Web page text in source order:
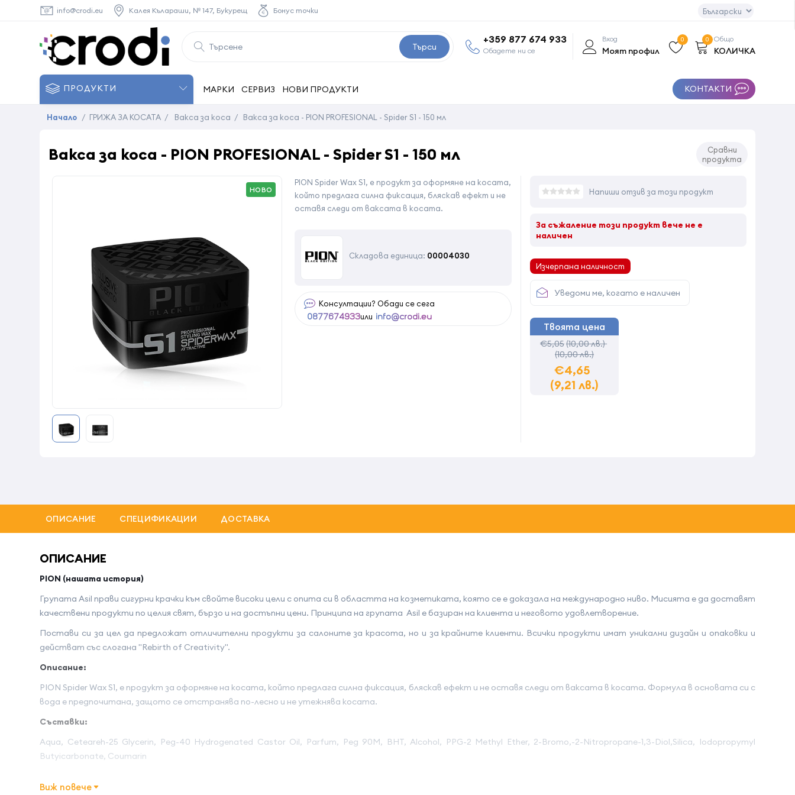
info@crodi.eu Калея Кълараши, № 147, Букурещ Бонус точки
Търси
+359 877 674 933
Обадете ни се
Вход
Моят профил
0 Общо
КОЛИЧКА
0
ПРОДУКТИ МАРКИ СЕРВИЗ НОВИ ПРОДУКТИ КОНТАКТИ
Начало / ГРИЖА ЗА КОСАТА / Вакса за коса / Вакса за коса - PION PROFESIONAL - Spider S1 - 150 мл
Вакса за коса - PION PROFESIONAL - Spider S1 - 150 мл
Сравни
продукта
НОВО
PION Spider Wax S1, е продукт за оформяне на косата,
който предлага силна фиксация, бляскав ефект и не
оставя следи от ваксата в косата.
Складова единица: 00004030
Консултации? Обади се сега
0877674933или info@crodi.eu
Напиши отзив за този продукт
За съжаление този продукт вече не е
наличен
Изчерпана наличност
Уведоми ме, когато е наличен
Твоята цена
€5,05(10,00 лв.)
(10,00 лв.)
€4,65
(9,21 лв.)
ОПИСАНИЕ СПЕЦИФИКАЦИИ ДОСТАВКА
ОПИСАНИЕ
PION (нашата история)
Групата Asil прави сигурни крачки към свойте високи цели с опита си в областта на козметиката, която се е доказала на международно ниво. Мисията е да доставят
качествени продукти по целия свят, бързо и на достъпни цени. Принципа на групата Asil е базиран на клиента и неговото удовлетворение.
Постави си за цел да предложат отличителни продукти за салоните за красота, но и за крайните клиенти. Всички продукти имат уникални дизайн и опаковки и
действат със слогана "Rebirth of Creativity".
Описание:
PION Spider Wax S1, е продукт за оформяне на косата, който предлага силна фиксация, бляскав ефект и не оставя следи от ваксата в косата. Формула в основата си с
вода е предпочитана, защото се отстранява по-лесно и не утежнява косата.
Съставки:
Aqua, Ceteareh-25 Glycerin, Peg-40 Hydrogenated Castor Oil, Parfum, Peg 90M, BHT, Alcohol, PPG-2 Methyl Ether, 2-Bromo,-2-Nitropropane-1,3-Diol,Silica, Iodopropymyl
Butyicarbonate, Coumarin
Виж повече